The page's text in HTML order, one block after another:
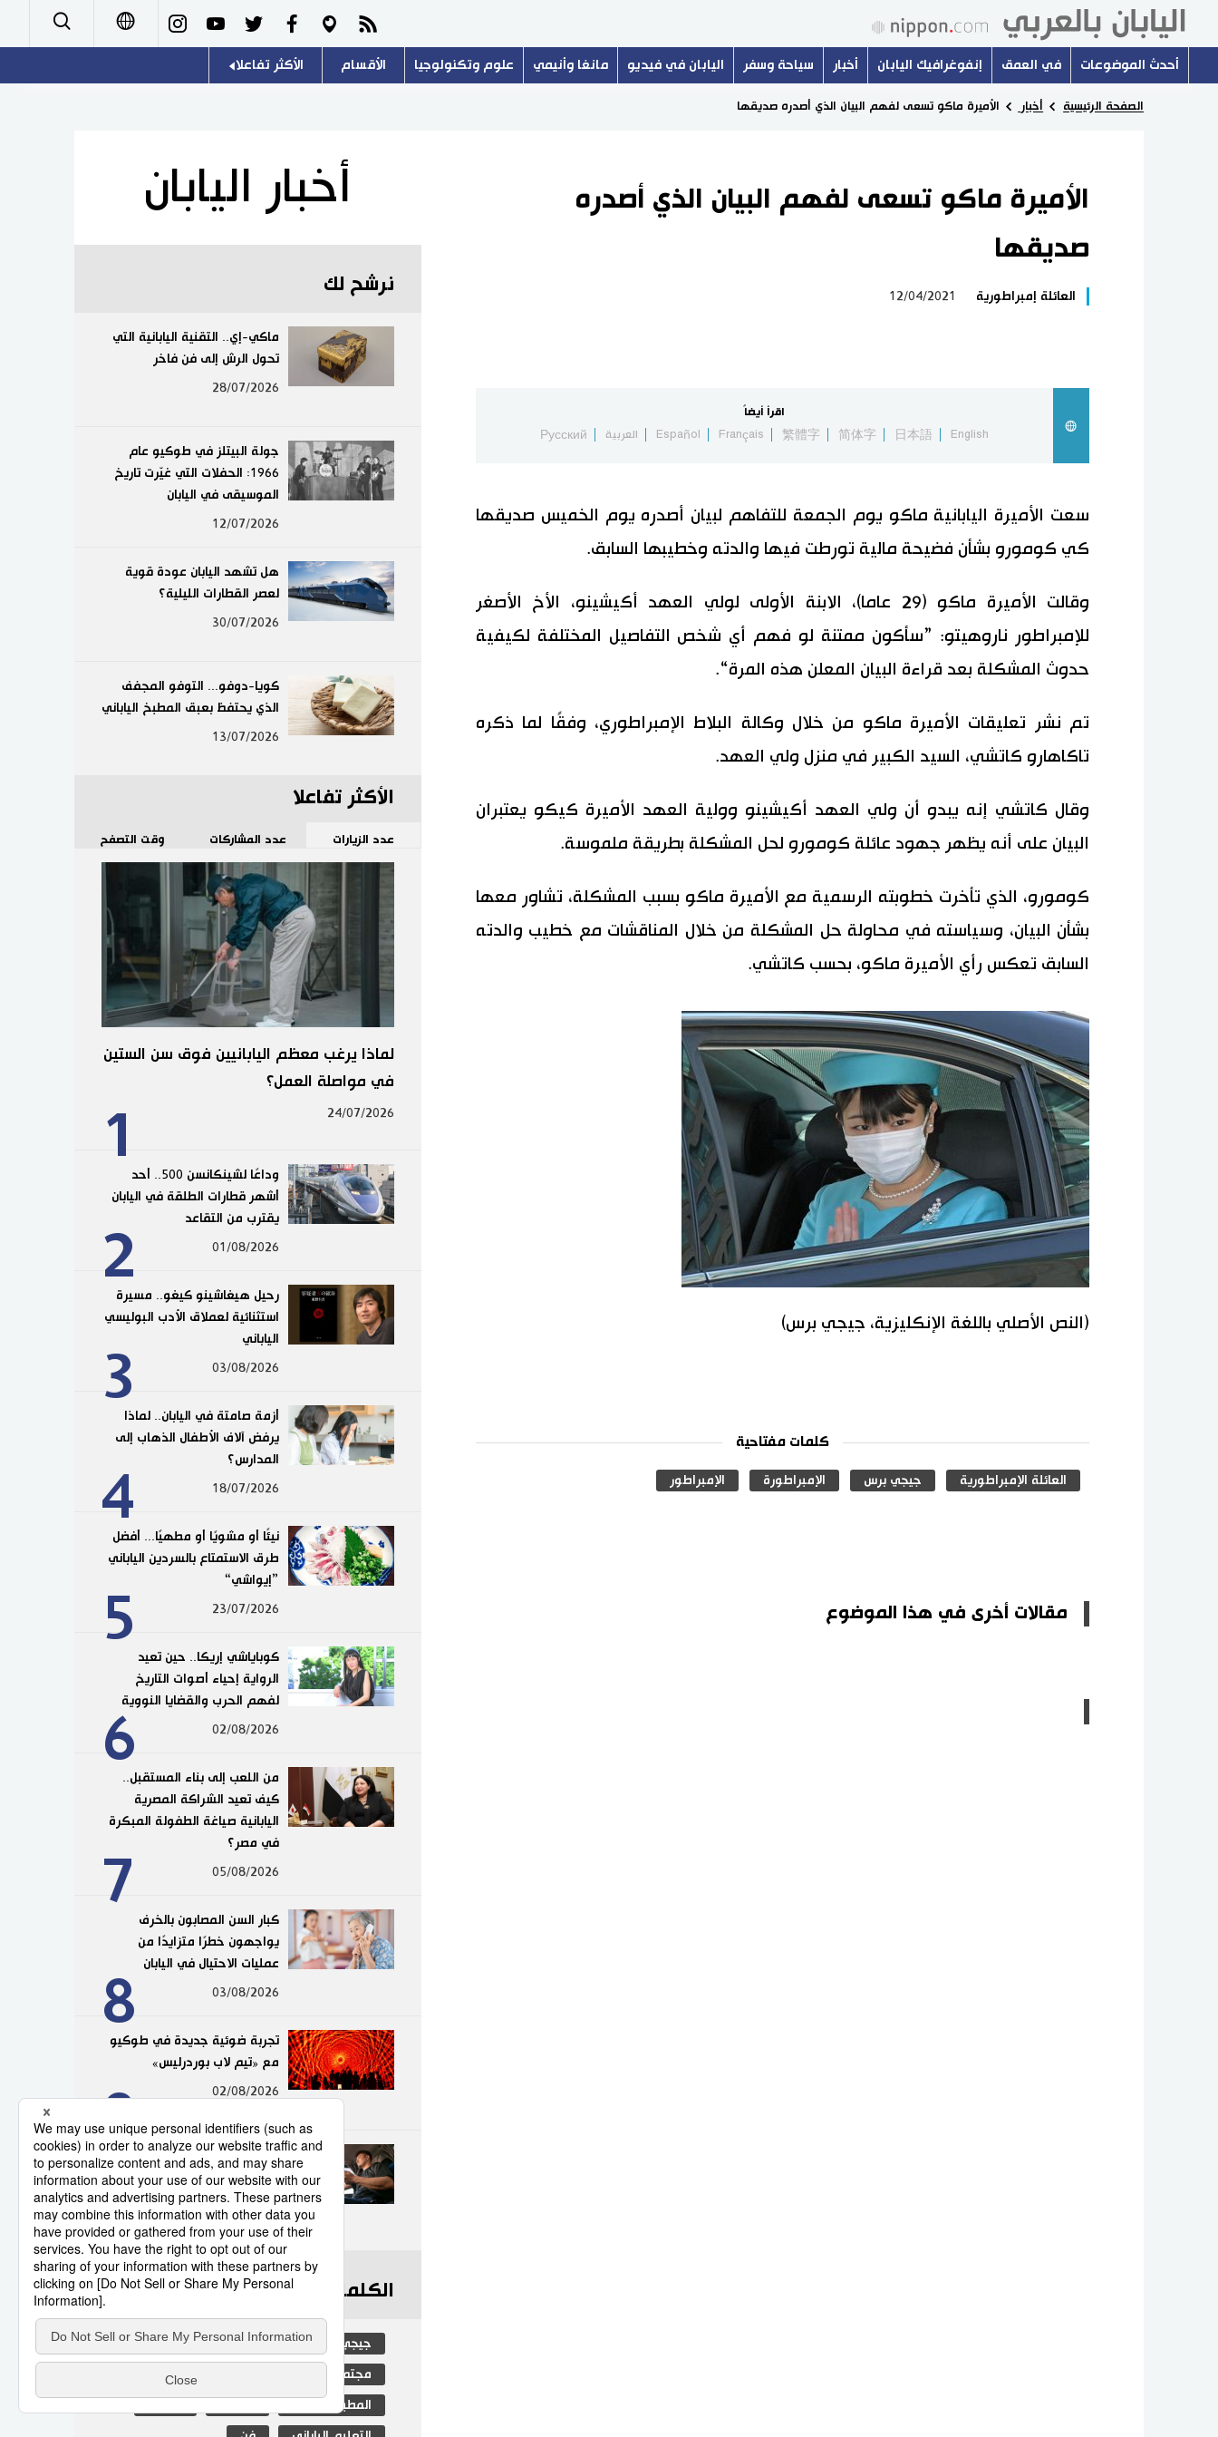
Русский
أحدث الموضوعات في العمق إنفوغرافيك اليابان أخبار سياحة وسفر اليابان في فيديو مانغا وأنيمي علوم وتكنولوجيا الأقسام
تجارب وآراء
سياسة
اقتصاد
مجتمع
ثقافة
طوكيو
الأكثر تفاعلا
هو وهي
المطبخ الياباني
الصفحة الرئيسية أخبار الأميرة ماكو تسعى لفهم البيان الذي أصدره صديقها
الأميرة ماكو تسعى لفهم البيان الذي أصدره
صديقها
العائلة إمبراطورية 12/04/2021
اقرأ أيضاً
English
日本語
简体字
繁體字
Français
Español العربية Русский
سعت الأميرة اليابانية ماكو يوم الجمعة للتفاهم لبيان أصدره يوم الخميس صديقها
كي كومورو بشأن فضيحة مالية تورطت فيها والدته وخطيبها السابق.
وقالت الأميرة ماكو (29 عاما)، الابنة الأولى لولي العهد أكيشينو، الأخ الأصغر
للإمبراطور ناروهيتو: ”سأكون ممتنة لو فهم أي شخص التفاصيل المختلفة لكيفية
حدوث المشكلة بعد قراءة البيان المعلن هذه المرة“.
تم نشر تعليقات الأميرة ماكو من خلال وكالة البلاط الإمبراطوري، وفقًا لما ذكره
تاكاهارو كاتشي، السيد الكبير في منزل ولي العهد.
وقال كاتشي إنه يبدو أن ولي العهد أكيشينو وولية العهد الأميرة كيكو يعتبران
البيان على أنه يظهر جهود عائلة كومورو لحل المشكلة بطريقة ملموسة.
كومورو، الذي تأخرت خطوبته الرسمية مع الأميرة ماكو بسبب المشكلة، تشاور معها
بشأن البيان، وسياسته في محاولة حل المشكلة من خلال المناقشات مع خطيب والدته
السابق تعكس رأي الأميرة ماكو، بحسب كاتشي.
(النص الأصلي باللغة الإنكليزية، جيجي برس)
كلمات مفتاحية
العائلة الإمبراطورية جيجي برس الإمبراطورة الإمبراطور
مقالات أخرى في هذا الموضوع
أخبار اليابان
نرشح لك
ماكي-إي.. التقنية اليابانية التي
تحول الرش إلى فن فاخر
28/07/2026
جولة البيتلز في طوكيو عام
1966: الحفلات التي غيّرت تاريخ
الموسيقى في اليابان
12/07/2026
هل تشهد اليابان عودة قوية
لعصر القطارات الليلية؟
30/07/2026
كويا-دوفو... التوفو المجفف
الذي يحتفظ بعبق المطبخ الياباني
13/07/2026
الأكثر تفاعلا
عدد الزيارات عدد المشاركات وقت التصفح
1
لماذا يرغب معظم اليابانيين فوق سن الستين
في مواصلة العمل؟
24/07/2026
2
وداعًا لشينكانسن 500.. أحد
أشهر قطارات الطلقة في اليابان
يقترب من التقاعد
01/08/2026
3
رحيل هيغاشينو كيغو.. مسيرة
استثنائية لعملاق الأدب البوليسي
الياباني
03/08/2026
4
أزمة صامتة في اليابان.. لماذا
يرفض آلاف الأطفال الذهاب إلى
المدارس؟
18/07/2026
5
نيئًا أو مشويًا أو مطهيًا... أفضل
طرق الاستمتاع بالسردين الياباني
”إيواشي“
23/07/2026
6
كوباياشي إريكا.. حين تعيد
الرواية إحياء أصوات التاريخ
لفهم الحرب والقضايا النووية
02/08/2026
7
من اللعب إلى بناء المستقبل..
كيف تعيد الشراكة المصرية
اليابانية صياغة الطفولة المبكرة
في مصر؟
05/08/2026
8
كبار السن المصابون بالخرف
يواجهون خطرًا متزايدًا من
عمليات الاحتيال في اليابان
03/08/2026
9
تجربة ضوئية جديدة في طوكيو
مع «تيم لاب بوردرليس»
02/08/2026
10
عدد قياسي لحوادث المرور
الناجمة عن استخدام الهواتف
الذكية في اليابان
10/07/2026
الكلمات الأكثر بحثا
جيجي برس اليابان ثقافة
مجتمع
المطبخ الياباني